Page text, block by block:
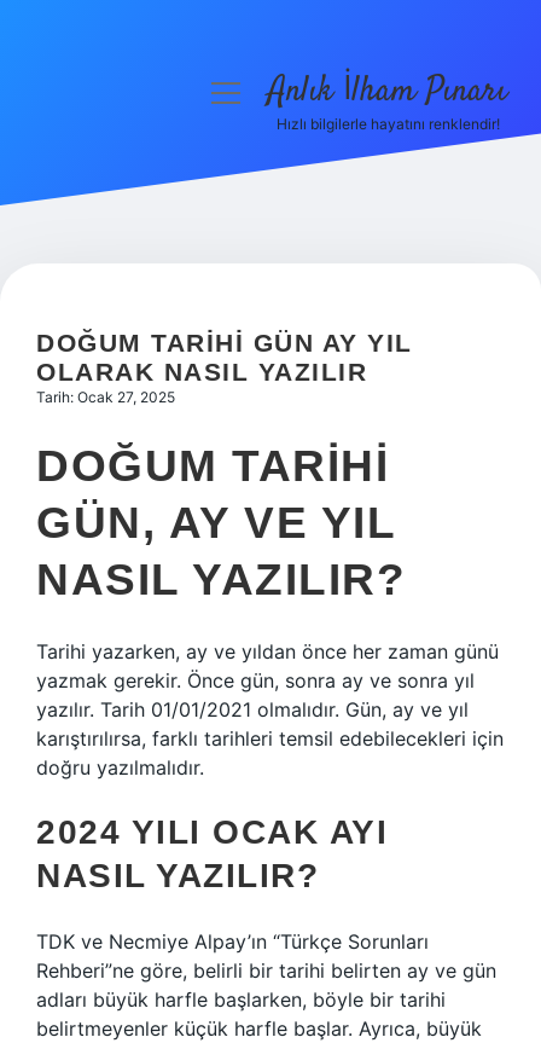
Hakkımızda
menüyüAnlık İlham Pınarı
Hızlı bilgilerle hayatını renklendir!
DOĞUM TARIHI GÜN AY YIL
OLARAK NASIL YAZILIR
Tarih: Ocak 27, 2025
DOĞUM TARIHI
GÜN, AY VE YIL
NASIL YAZILIR?
Tarihi yazarken, ay ve yıldan önce her zaman günü
yazmak gerekir. Önce gün, sonra ay ve sonra yıl
yazılır. Tarih 01/01/2021 olmalıdır. Gün, ay ve yıl
karıştırılırsa, farklı tarihleri ​​temsil edebilecekleri için
doğru yazılmalıdır.
2024 YILI OCAK AYI
NASIL YAZILIR?
TDK ve Necmiye Alpay’ın “Türkçe Sorunları
Rehberi”ne göre, belirli bir tarihi belirten ay ve gün
adları büyük harfle başlarken, böyle bir tarihi
belirtmeyenler küçük harfle başlar. Ayrıca, büyük